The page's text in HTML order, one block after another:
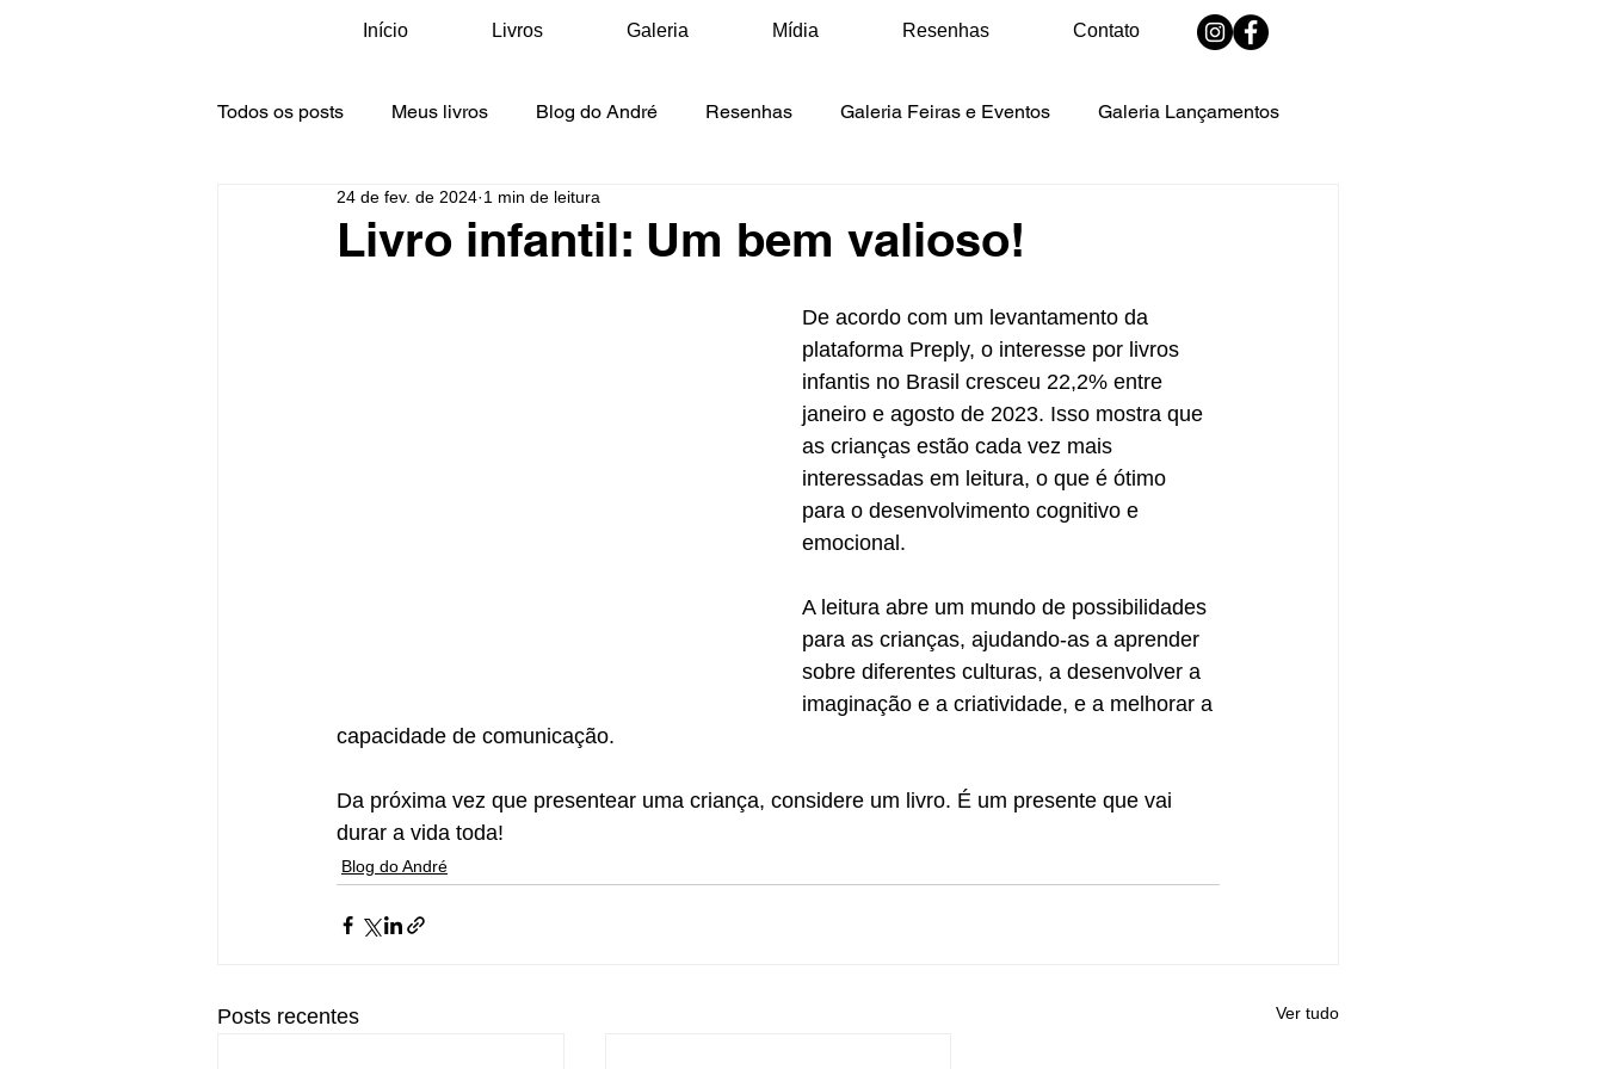
Início Livros Galeria Mídia Resenhas Contato
Todos os posts Meus livros Blog do André Resenhas Galeria Feiras e Eventos Galeria Lançamentos
Galeria Oficinas e Visitas Mídia Matérias
Livro infantil: Um bem valioso!
24 de fev. de 2024 1 min de leitura
De acordo com um levantamento da
plataforma Preply, o interesse por livros
infantis no Brasil cresceu 22,2% entre
janeiro e agosto de 2023. Isso mostra que
as crianças estão cada vez mais
interessadas em leitura, o que é ótimo
para o desenvolvimento cognitivo e
emocional.
A leitura abre um mundo de possibilidades
para as crianças, ajudando-as a aprender
sobre diferentes culturas, a desenvolver a
imaginação e a criatividade, e a melhorar a
capacidade de comunicação.
Da próxima vez que presentear uma criança, considere um livro. É um presente que vai
durar a vida toda!
Blog do André
Posts recentes Ver tudo